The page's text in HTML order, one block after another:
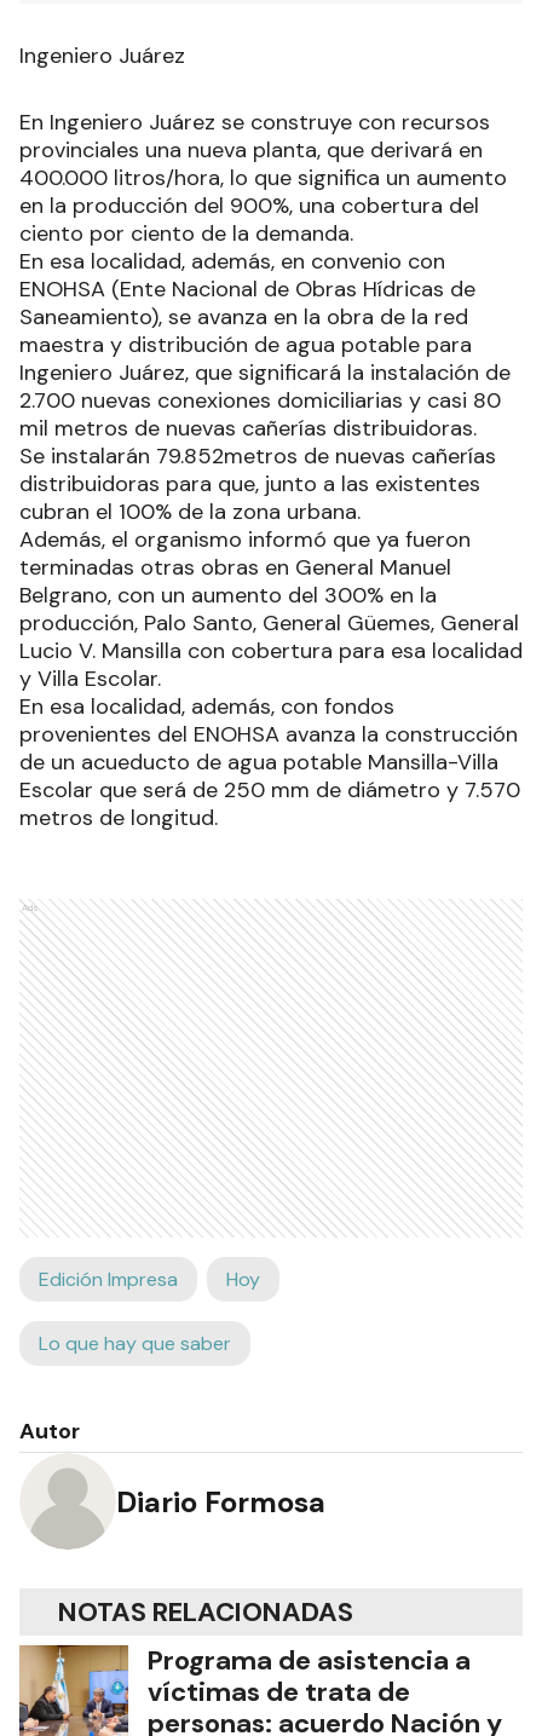
Ingeniero Juárez
En Ingeniero Juárez se construye con recursos
provinciales una nueva planta, que derivará en
400.000 litros/hora, lo que significa un aumento
en la producción del 900%, una cobertura del
ciento por ciento de la demanda.
En esa localidad, además, en convenio con
ENOHSA (Ente Nacional de Obras Hídricas de
Saneamiento), se avanza en la obra de la red
maestra y distribución de agua potable para
Ingeniero Juárez, que significará la instalación de
2.700 nuevas conexiones domiciliarias y casi 80
mil metros de nuevas cañerías distribuidoras.
Se instalarán 79.852metros de nuevas cañerías
distribuidoras para que, junto a las existentes
cubran el 100% de la zona urbana.
Además, el organismo informó que ya fueron
terminadas otras obras en General Manuel
Belgrano, con un aumento del 300% en la
producción, Palo Santo, General Güemes, General
Lucio V. Mansilla con cobertura para esa localidad
y Villa Escolar.
En esa localidad, además, con fondos
provenientes del ENOHSA avanza la construcción
de un acueducto de agua potable Mansilla-Villa
Escolar que será de 250 mm de diámetro y 7.570
metros de longitud.
Ads
Edición Impresa Hoy
Lo que hay que saber
Autor
Diario Formosa
NOTAS RELACIONADAS
Programa de asistencia a
víctimas de trata de
personas: acuerdo Nación y